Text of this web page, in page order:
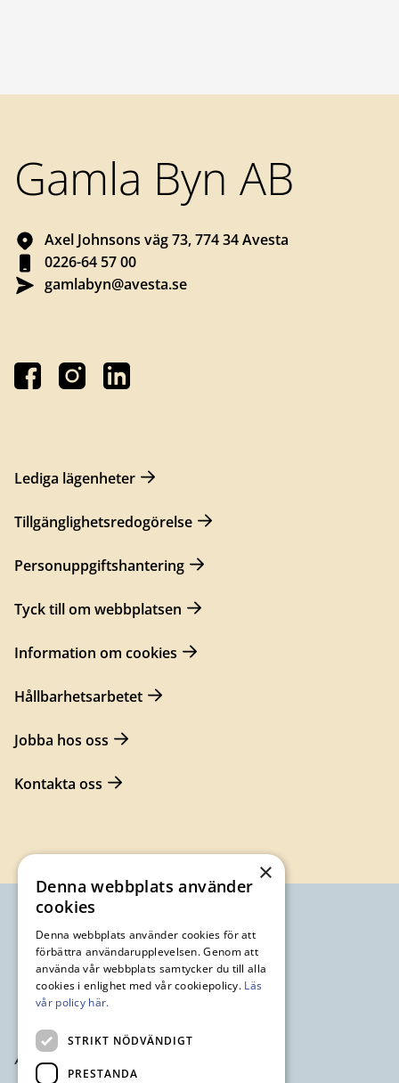
Gamla Byn AB
Axel Johnsons väg 73, 774 34 Avesta
0226-64 57 00
gamlabyn@avesta.se
Lediga lägenheter
Tillgänglighetsredogörelse
Personuppgiftshantering
Tyck till om webbplatsen
Information om cookies
Hållbarhetsarbetet
Jobba hos oss
Kontakta oss
×
Denna webbplats använder
cookies
Denna webbplats använder cookies för att
förbättra användarupplevelsen. Genom att
använda vår webbplats samtycker du till alla
cookies i enlighet med vår cookiepolicy. Läs
vår policy här.
STRIKT NÖDVÄNDIGT
PRESTANDA